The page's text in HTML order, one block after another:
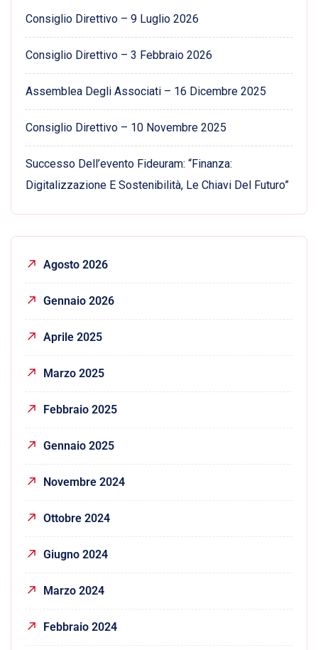
Consiglio Direttivo – 9 Luglio 2026
Consiglio Direttivo – 3 Febbraio 2026
Assemblea Degli Associati – 16 Dicembre 2025
Consiglio Direttivo – 10 Novembre 2025
Successo Dell’evento Fideuram: “Finanza:
Digitalizzazione E Sostenibilità, Le Chiavi Del Futuro”
Agosto 2026
Gennaio 2026
Aprile 2025
Marzo 2025
Febbraio 2025
Gennaio 2025
Novembre 2024
Ottobre 2024
Giugno 2024
Marzo 2024
Febbraio 2024